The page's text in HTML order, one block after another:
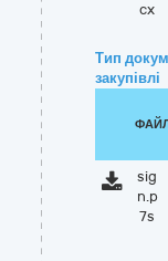
cx
Тип
закупівлі
sig
n.p
7s